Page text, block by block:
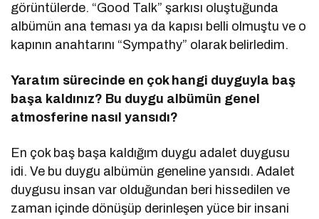
görüntülerde. “Good Talk” şarkısı oluştuğunda
albümün ana teması ya da kapısı belli olmuştu ve o
kapının anahtarını “Sympathy” olarak belirledim.
Yaratım sürecinde en çok hangi duyguyla baş
başa kaldınız? Bu duygu albümün genel
atmosferine nasıl yansıdı?
En çok baş başa kaldığım duygu adalet duygusu
idi. Ve bu duygu albümün geneline yansıdı. Adalet
duygusu insan var olduğundan beri hissedilen ve
zaman içinde dönüşüp derinleşen yüce bir insani